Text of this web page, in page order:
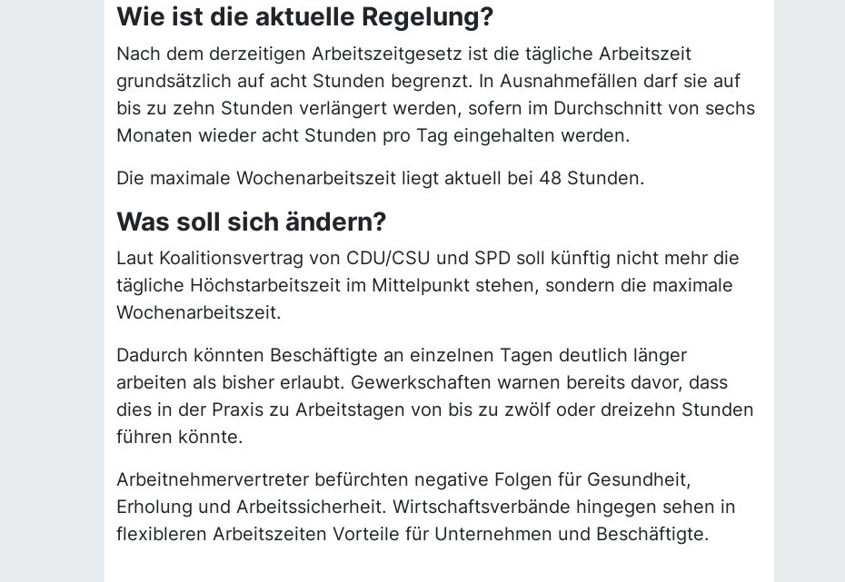
Wie ist die aktuelle Regelung?
Nach dem derzeitigen Arbeitszeitgesetz ist die tägliche Arbeitszeit
grundsätzlich auf acht Stunden begrenzt. In Ausnahmefällen darf sie auf
bis zu zehn Stunden verlängert werden, sofern im Durchschnitt von sechs
Monaten wieder acht Stunden pro Tag eingehalten werden.
Die maximale Wochenarbeitszeit liegt aktuell bei 48 Stunden.
Was soll sich ändern?
Laut Koalitionsvertrag von CDU/CSU und SPD soll künftig nicht mehr die
tägliche Höchstarbeitszeit im Mittelpunkt stehen, sondern die maximale
Wochenarbeitszeit.
Dadurch könnten Beschäftigte an einzelnen Tagen deutlich länger
arbeiten als bisher erlaubt. Gewerkschaften warnen bereits davor, dass
dies in der Praxis zu Arbeitstagen von bis zu zwölf oder dreizehn Stunden
führen könnte.
Arbeitnehmervertreter befürchten negative Folgen für Gesundheit,
Erholung und Arbeitssicherheit. Wirtschaftsverbände hingegen sehen in
flexibleren Arbeitszeiten Vorteile für Unternehmen und Beschäftigte.